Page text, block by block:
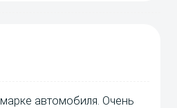
автомобиля. Очень